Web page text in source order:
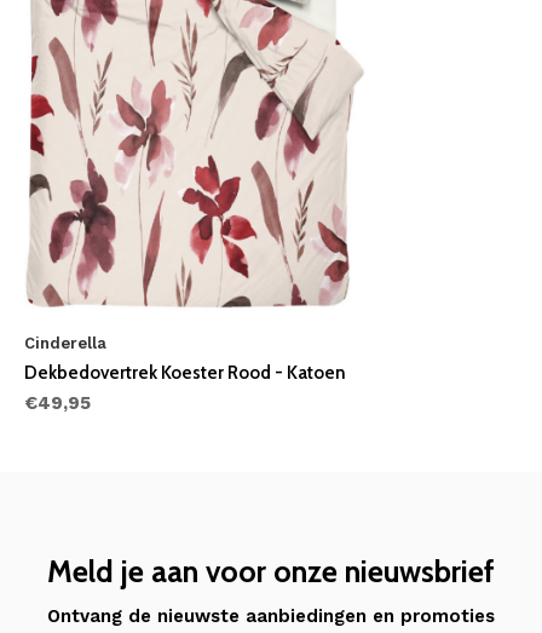
Cinderella
Dekbedovertrek Koester Rood - Katoen
€49,95
Meld je aan voor onze nieuwsbrief
Ontvang de nieuwste aanbiedingen en promoties